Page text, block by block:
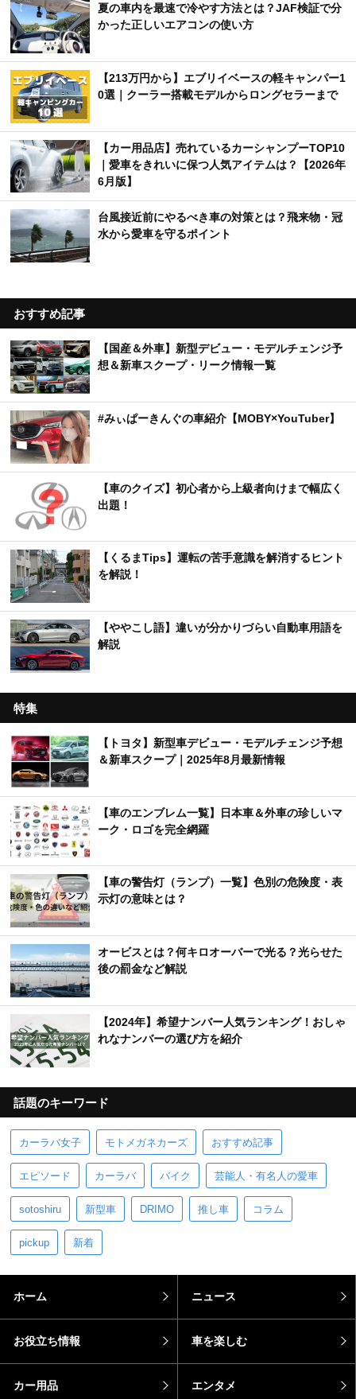
夏の車内を最速で冷やす方法とは？JAF検証で分
かった正しいエアコンの使い方
【213万円から】エブリイベースの軽キャンパー1
0選｜クーラー搭載モデルからロングセラーまで
【カー用品店】売れているカーシャンプーTOP10
｜愛車をきれいに保つ人気アイテムは？【2026年
6月版】
台風接近前にやるべき車の対策とは？飛来物・冠
水から愛車を守るポイント
おすすめ記事
【国産＆外車】新型デビュー・モデルチェンジ予
想＆新車スクープ・リーク情報一覧
#みぃぱーきんぐの車紹介【MOBY×YouTuber】
【車のクイズ】初心者から上級者向けまで幅広く
出題！
【くるまTips】運転の苦手意識を解消するヒント
を解説！
【ややこし語】違いが分かりづらい自動車用語を
解説
特集
【トヨタ】新型車デビュー・モデルチェンジ予想
＆新車スクープ｜2025年8月最新情報
【車のエンブレム一覧】日本車＆外車の珍しいマ
ーク・ロゴを完全網羅
【車の警告灯（ランプ）一覧】色別の危険度・表
示灯の意味とは？
オービスとは？何キロオーバーで光る？光らせた
後の罰金など解説
【2024年】希望ナンバー人気ランキング！おしゃ
れなナンバーの選び方を紹介
話題のキーワード
カーラバ女子 モトメガネカーズ おすすめ記事
エピソード カーラバ バイク 芸能人・有名人の愛車
sotoshiru 新型車 DRIMO 推し車 コラム
pickup 新着
ホーム ニュース
お役立ち情報 車を楽しむ
カー用品 エンタメ